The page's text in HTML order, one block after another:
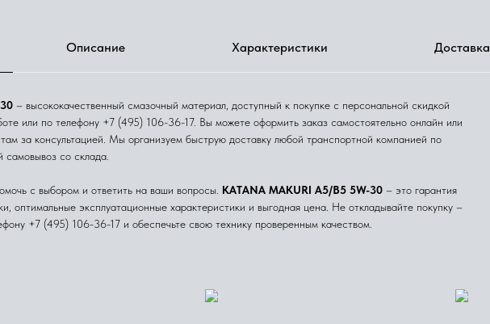
Описание Характеристики Доставка
– высококачественный смазочный материал, доступный к покупке с персональной скидкой
или по телефону +7 (495) 106-36-17. Вы можете оформить заказ самостоятельно онлайн или
за консультацией. Мы организуем быструю доставку любой транспортной компанией по
со склада.
с выбором и ответить на ваши вопросы. KATANA MAKURI A5/B5 5W-30 – это гарантия
оптимальные эксплуатационные характеристики и выгодная цена. Не откладывайте покупку –
+7 (495) 106-36-17 и обеспечьте свою технику проверенным качеством.